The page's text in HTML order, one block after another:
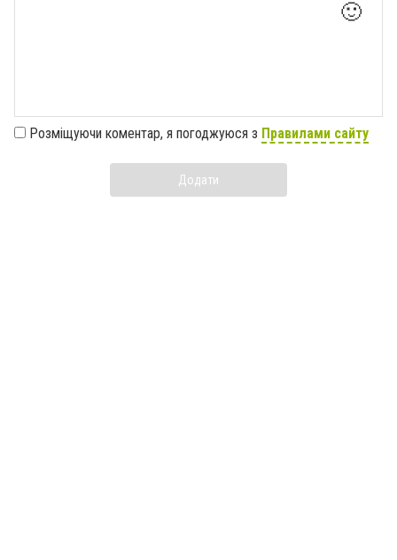
🙂
Розміщуючи коментар, я погоджуюся з Правилами сайту
Додати